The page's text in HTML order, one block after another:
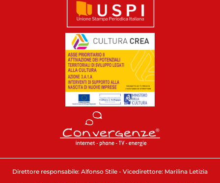
Direttore responsabile: Alfonso Stile - Vicedirettore: Marilina Letizia